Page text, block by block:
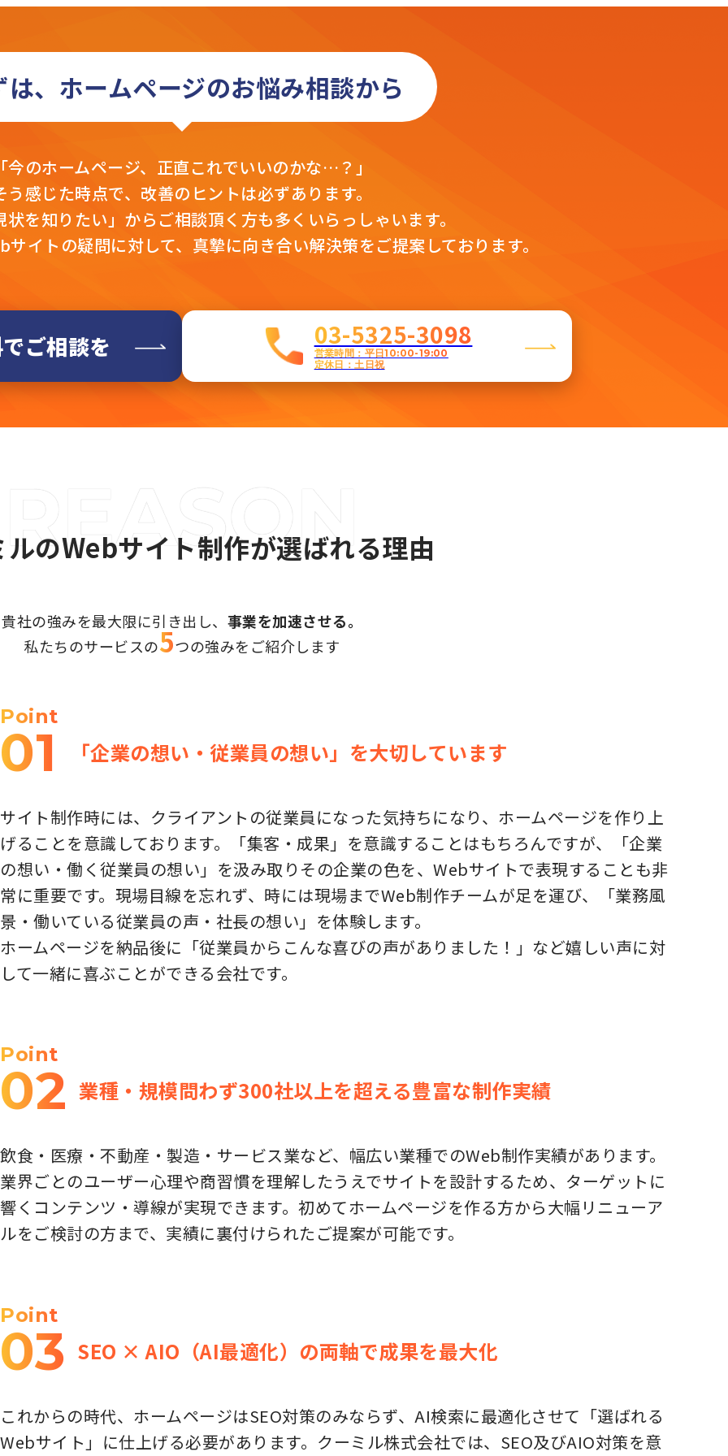
は、ホームページのお悩み相談から
今のホームページ、 正直これでいいのかな…？」
う感じた時点で、 改善のヒントは必ずあります。
状を知りたい」からご相談頂く方も多くいらっしゃいます。
イトの疑問に対して、真摯に向き合い解決策をご提案しております。
ご相談を 03-5325-3098
営業時間：平日10:00-19:00
定休日：土日祝
のWebサイト制作が選ばれる理由
貴社の強みを最大限に引き出し、 事業を加速させる。
私たちのサービスの5つの強みをご紹介します
Point
01 「企業の想い・従業員の想い」を大切しています
サイト制作時には、クライアントの従業員になった気持ちになり、ホームページを作り上
げることを意識しております。「集客・成果」を意識することはもちろんですが、「企業
の想い・働く従業員の想い」を汲み取りその企業の色を、Webサイトで表現することも非
常に重要です。現場目線を忘れず、時には現場までWeb制作チームが足を運び、「業務風
景・働いている従業員の声・社長の想い」を体験します。
ホームページを納品後に「従業員からこんな喜びの声がありました！」など嬉しい声に対
して一緒に喜ぶことができる会社です。
Point
02 業種・規模問わず300社以上を超える豊富な制作実績
飲食・医療・不動産・製造・サービス業など、幅広い業種でのWeb制作実績があります。
業界ごとのユーザー心理や商習慣を理解したうえでサイトを設計するため、ターゲットに
響くコンテンツ・導線が実現できます。初めてホームページを作る方から大幅リニューア
ルをご検討の方まで、実績に裏付けられたご提案が可能です。
Point
03 SEO × AIO（AI最適化）の両軸で成果を最大化
これからの時代、ホームページはSEO対策のみならず、AI検索に最適化させて「選ばれる
Webサイト」に仕上げる必要があります。クーミル株式会社では、SEO及びAIO対策を意